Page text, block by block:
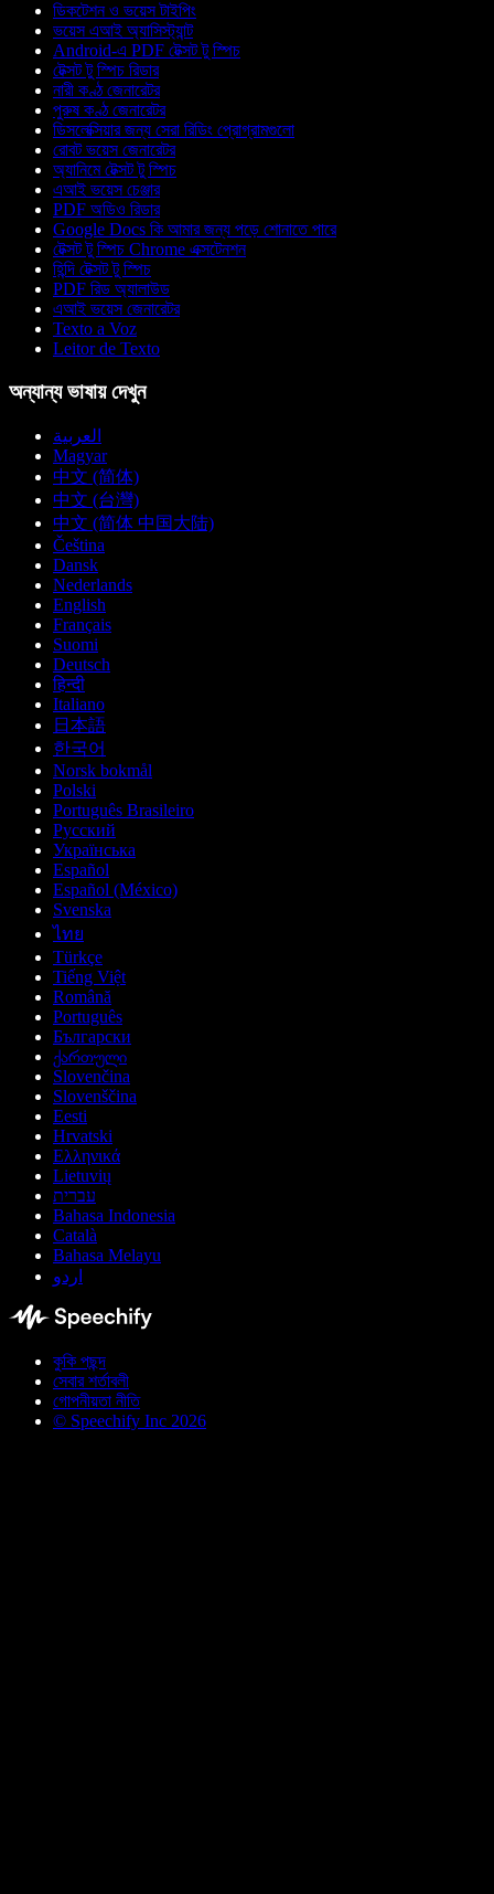
ডিকটেশন ও ভয়েস টাইপিং
ভয়েস এআই অ্যাসিস্ট্যান্ট
Android-এ PDF টেক্সট টু স্পিচ
টেক্সট টু স্পিচ রিডার
নারী কণ্ঠ জেনারেটর
পুরুষ কণ্ঠ জেনারেটর
ডিসলেক্সিয়ার জন্য সেরা রিডিং প্রোগ্রামগুলো
রোবট ভয়েস জেনারেটর
অ্যানিমে টেক্সট টু স্পিচ
এআই ভয়েস চেঞ্জার
PDF অডিও রিডার
Google Docs কি আমার জন্য পড়ে শোনাতে পারে
টেক্সট টু স্পিচ Chrome এক্সটেনশন
হিন্দি টেক্সট টু স্পিচ
PDF রিড অ্যালাউড
এআই ভয়েস জেনারেটর
Texto a Voz
Leitor de Texto
অন্যান্য ভাষায় দেখুন
العربية
Magyar
中文 (简体)
中文 (台灣)
中文 (简体 中国大陆)
Čeština
Dansk
Nederlands
English
Français
Suomi
Deutsch
हिन्दी
Italiano
日本語
한국어
Norsk bokmål
Polski
Português Brasileiro
Русский
Українська
Español
Español (México)
Svenska
ไทย
Türkçe
Tiếng Việt
Română
Português
Български
ქართული
Slovenčina
Slovenščina
Eesti
Hrvatski
Ελληνικά
Lietuvių
עברית
Bahasa Indonesia
Català
Bahasa Melayu
اردو
কুকি পছন্দ
সেবার শর্তাবলী
গোপনীয়তা নীতি
© Speechify Inc 2026